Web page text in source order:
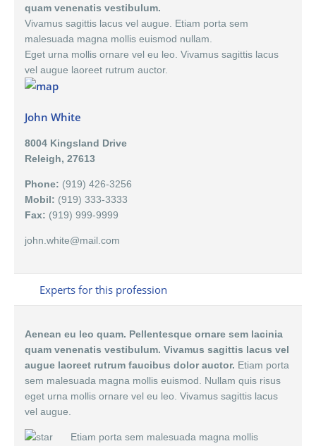
quam venenatis vestibulum.
Vivamus sagittis lacus vel augue. Etiam porta sem
malesuada magna mollis euismod nullam.
Eget urna mollis ornare vel eu leo. Vivamus sagittis lacus
vel augue laoreet rutrum auctor.
John White
8004 Kingsland Drive
Releigh, 27613
Phone: (919) 426-3256
Mobil: (919) 333-3333
Fax: (919) 999-9999
john.white@mail.com
Experts for this profession
Aenean eu leo quam. Pellentesque ornare sem lacinia
quam venenatis vestibulum. Vivamus sagittis lacus vel
augue laoreet rutrum faucibus dolor auctor. Etiam porta
sem malesuada magna mollis euismod. Nullam quis risus
eget urna mollis ornare vel eu leo. Vivamus sagittis lacus
vel augue.
Etiam porta sem malesuada magna mollis